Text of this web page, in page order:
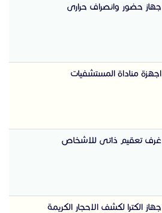
جهاز حضور وانصراف حرارى
اجهزة مناداة المستشفيات
غرف تعقيم ذاتى للاشخاص
جهاز الكترا لكشف الاحجار الكريمة